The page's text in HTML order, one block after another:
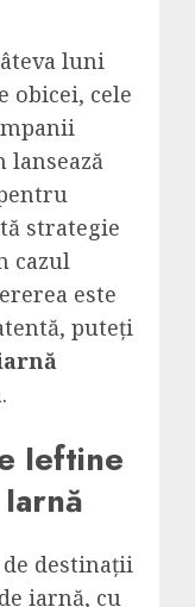
luni
obicei, cele
lansează
strategie
cazul
este
puteți
.
Ieftine
destinații
iarnă, cu